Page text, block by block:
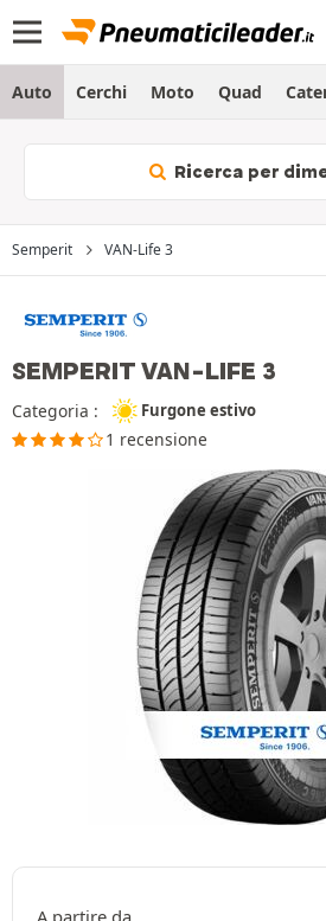
Auto Cerchi Moto Quad
Ricerca per
Semperit VAN-Life 3
SEMPERIT VAN-LIFE 3
Categoria : Furgone estivo
1 recensione
A partire da